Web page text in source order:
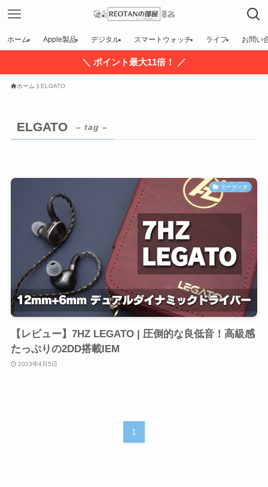
ホーム Apple製品 デジタル スマートウォッチ ライフ お問い
＼ ポイント最大11倍！ ／
ホーム ELGATO
ELGATO – tag –
オーディオ
【レビュー】7HZ LEGATO | 圧倒的な良低音！高級感
たっぷりの2DD搭載IEM
2023年4月5日
1